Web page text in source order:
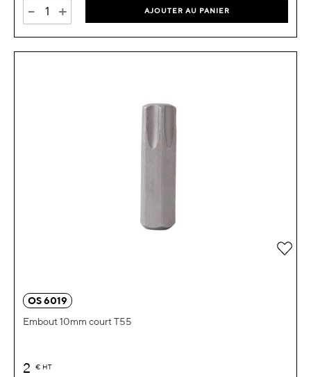
- + AJOUTER AU PANIER
OS 6019
Embout 10mm court T55
2 € HT